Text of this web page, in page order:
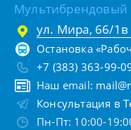
Мультибрендовый
ул. Мира, 66/1в
Остановка
+7 (383) 363-99-
Наш email:
Консультация в
Пн-Пт: 10:00-